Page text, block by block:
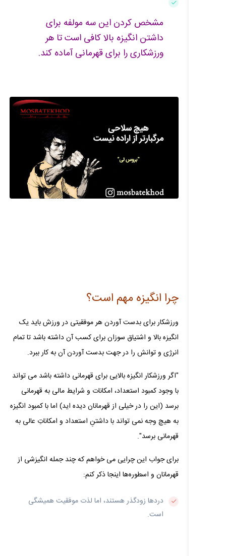
مشخص کردن این سه مولفه برای
داشتن انگیزه بالا کافی است تا هر
ورزشکاری را برای قهرمانی آماده کند.
چرا انگیزه مهم است؟
ورزشکار برای بدست آوردن هر موفقیتی در ورزش باید یک
انگیزه بالا و اشتیاق سوزان برای کسب آن داشته باشد تا تمام
انرژی و توانش را در جهت بدست آوردن آن به کار ببرد.
"اگر ورزشکار انگیزه بالایی برای قهرمانی داشته باشد می‌ تواند
با وجود کمبود استعداد، امکانات و شرایط مالی به قهرمانی
برسد (این را در خیلی از قهرمانان دیده‌ اید) اما با کمبود انگیزه
به هیچ وجه نمی‌ تواند با داشتنِ استعداد و امکاناتِ عالی به
قهرمانی برسد".
برای جواب این چرایی می‌ خواهم که چند جمله انگیزشی از
قهرمانان و اسطوره‌ها اینجا ذکر کنم:
دردها زودگذر هستند، اما لذت موفقیت همیشگی
است.